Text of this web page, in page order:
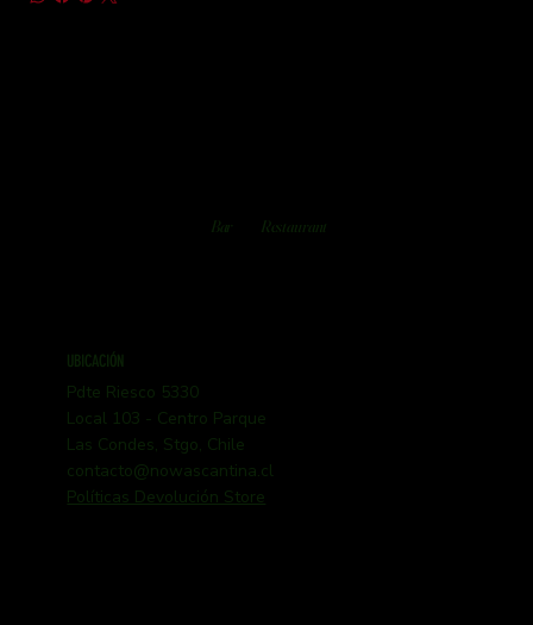
Bar Restaurant
UBICACIÓN
Pdte Riesco 5330
Local 103 - Centro Parque
Las Condes, Stgo, Chile
contacto@nowascantina.cl
Políticas Devolución Store